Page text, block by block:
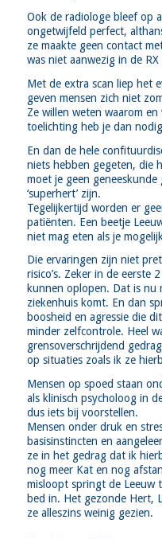
Ook de radiologe bleef op
ongetwijfeld perfect,
ze maakte geen contact
was niet aanwezig in de RX
Met de extra scan liep het
geven mensen zich niet
Ze willen weten waarom
toelichting heb je dan
En dan de hele
niets hebben gegeten, die
moet je geen
‘superhert’ zijn.
Tegelijkertijd worden er
patiënten. Een beetje
niet mag eten als je
Die ervaringen zijn niet
risico’s. Zeker in de eerste
kunnen oplopen. Dat is nu
ziekenhuis komt. En dan
boosheid en agressie die
minder zelfcontrole. Heel
grensoverschrijdend
op situaties zoals ik ze
Mensen op spoed staan
als klinisch psycholoog in
dus iets bij voorstellen.
Mensen onder druk en
basisinstincten en
ze in het gedrag dat ik
nog meer Kat en nog
misloopt springt de Leeuw
bed in. Het gezonde Hert,
ze alleszins weinig gezien.